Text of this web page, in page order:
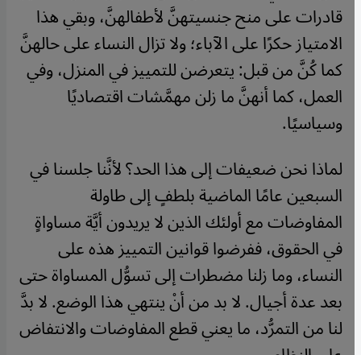
قادرات على منح جنسيتهنَّ لأطفالهنَّ، وبقي هذا
الامتياز حكرًا على الآباء؛ ولا تزال النساء على حالهنَّ
كما كُنَّ من قبل: يتعرضن للتمييز في المنزل، وفي
العمل، كما أنهنَّ ما زلن مهمَّشات اقتصاديًا
وسياسيًا.
لماذا نحن ضعيفات إلى هذا الحد؟ لأنَّنا جلسنا في
السبعين عامًا الماضية بلطفٍ إلى طاولة
المفاوضات مع أولئك الذين لا يريدون أيَّة مساواةٍ
في الحقوق، ففرضوا قوانين التمييز هذه على
النساء، وما زلنا مضطرات إلى تسوُّل المساواة حتى
بعد عدة أجيال. لا بد من أنْ ينتهي هذا الوضع. لا بدَّ
لنا من التمرُّد، ما يعني قطع المفاوضات والانتفاض